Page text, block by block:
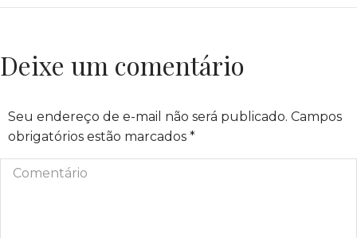
Deixe um comentário
Seu endereço de e-mail não será publicado. Campos
obrigatórios estão marcados *
Comentário